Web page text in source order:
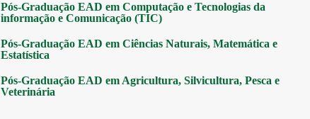
Pós-Graduação EAD em Computação e Tecnologias da
informação e Comunicação (TIC)
Pós-Graduação EAD em Ciências Naturais, Matemática e
Estatística
Pós-Graduação EAD em Agricultura, Silvicultura, Pesca e
Veterinária